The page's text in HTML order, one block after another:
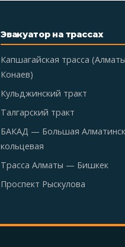
Эвакуатор на трассах
Капшагайская трасса
Конаев)
Кульджинский тракт
Талгарский тракт
БАКАД — Большая
кольцевая
Трасса Алматы — Бишкек
Проспект Рыскулова